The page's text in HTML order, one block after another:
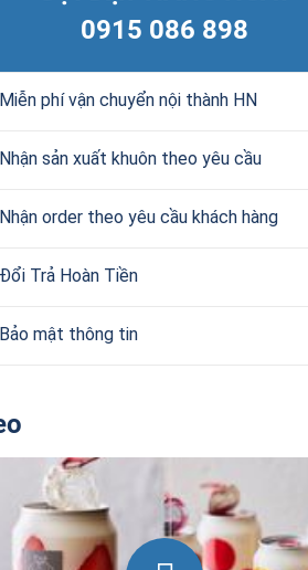
0915 086 898
Miễn phí vận chuyển nội thành HN
Nhận sản xuất khuôn theo yêu cầu
Nhận order theo yêu cầu khách hàng
Đổi Trả Hoàn Tiền
Bảo mật thông tin